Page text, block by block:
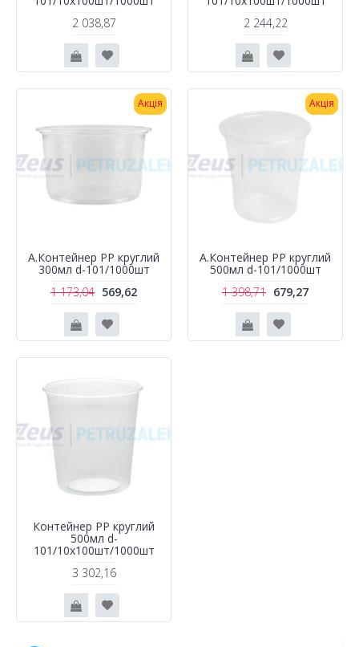
2 038,87
2 244,22
Акція
A.Контейнер PP круглий
300мл d-101/1000шт
1 173,04 569,62
Акція
A.Контейнер PP круглий
500мл d-101/1000шт
1 398,71 679,27
Контейнер РР круглий
500мл d-
101/10х100шт/1000шт
3 302,16